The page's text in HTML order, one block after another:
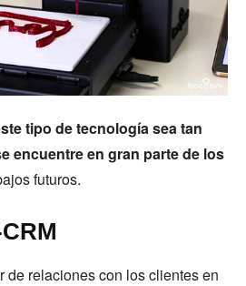
tipo de tecnología sea tan
encuentre en gran parte de los
futuros.
de relaciones con los clientes en